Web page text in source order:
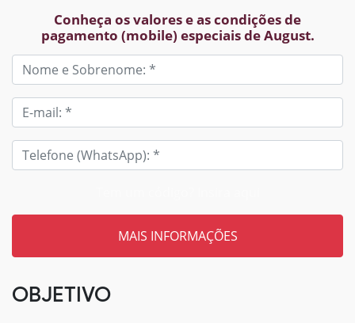
Conheça os valores e as condições de
pagamento (mobile) especiais de August.
OBJETIVO